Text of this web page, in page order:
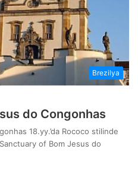
Brezilya
do Congonhas
18.yy.’da Rococo stilinde
of Bom Jesus do